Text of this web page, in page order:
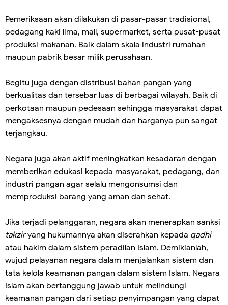
Pemeriksaan akan dilakukan di pasar-pasar tradisional,
pedagang kaki lima, mall, supermarket, serta pusat-pusat
produksi makanan. Baik dalam skala industri rumahan
maupun pabrik besar milik perusahaan.
Begitu juga dengan distribusi bahan pangan yang
berkualitas dan tersebar luas di berbagai wilayah. Baik di
perkotaan maupun pedesaan sehingga masyarakat dapat
mengaksesnya dengan mudah dan harganya pun sangat
terjangkau.
Negara juga akan aktif meningkatkan kesadaran dengan
memberikan edukasi kepada masyarakat, pedagang, dan
industri pangan agar selalu mengonsumsi dan
memproduksi barang yang aman dan sehat.
Jika terjadi pelanggaran, negara akan menerapkan sanksi
takziryang hukumannya akan diserahkan kepada qadhi
atau hakim dalam sistem peradilan Islam. Demikianlah,
wujud pelayanan negara dalam menjalankan sistem dan
tata kelola keamanan pangan dalam sistem Islam. Negara
Islam akan bertanggung jawab untuk melindungi
keamanan pangan dari setiap penyimpangan yang dapat